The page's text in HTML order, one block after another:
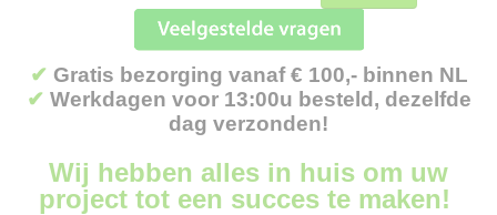
✔ Gratis bezorging vanaf € 100,- binnen NL
✔ Werkdagen voor 13:00u besteld, dezelfde
dag verzonden!
Wij hebben alles in huis om uw
project tot een succes te maken!